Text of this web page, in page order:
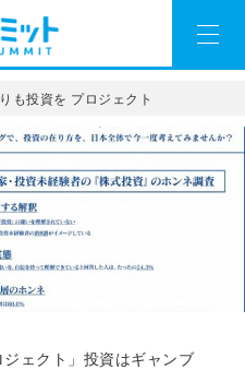
も投資を プロジェクト
ェクト」投資はギャンブ